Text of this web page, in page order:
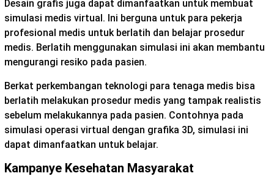
Desain grafis juga dapat dimanfaatkan untuk membuat
simulasi medis virtual. Ini berguna untuk para pekerja
profesional medis untuk berlatih dan belajar prosedur
medis. Berlatih menggunakan simulasi ini akan membantu
mengurangi resiko pada pasien.
Berkat perkembangan teknologi para tenaga medis bisa
berlatih melakukan prosedur medis yang tampak realistis
sebelum melakukannya pada pasien. Contohnya pada
simulasi operasi virtual dengan grafika 3D, simulasi ini
dapat dimanfaatkan untuk belajar.
Kampanye Kesehatan Masyarakat